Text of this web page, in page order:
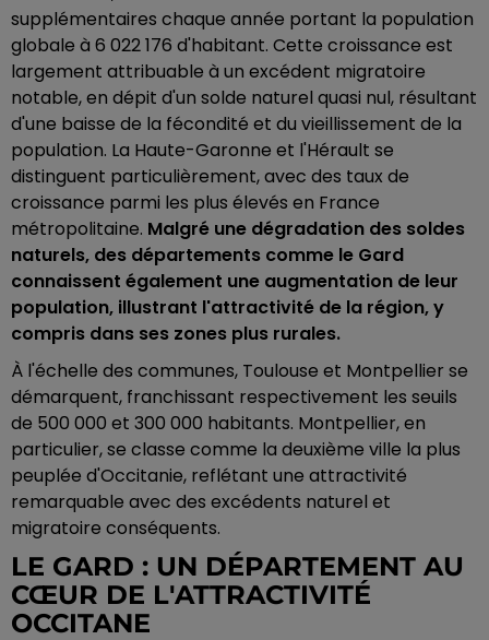
supplémentaires chaque année portant la population
globale à 6 022 176 d'habitant. Cette croissance est
largement attribuable à un excédent migratoire
notable, en dépit d'un solde naturel quasi nul, résultant
d'une baisse de la fécondité et du vieillissement de la
population. La Haute-Garonne et l'Hérault se
distinguent particulièrement, avec des taux de
croissance parmi les plus élevés en France
métropolitaine. Malgré une dégradation des soldes
naturels, des départements comme le Gard
connaissent également une augmentation de leur
population, illustrant l'attractivité de la région, y
compris dans ses zones plus rurales.
À l'échelle des communes, Toulouse et Montpellier se
démarquent, franchissant respectivement les seuils
de 500 000 et 300 000 habitants. Montpellier, en
particulier, se classe comme la deuxième ville la plus
peuplée d'Occitanie, reflétant une attractivité
remarquable avec des excédents naturel et
migratoire conséquents.
LE GARD : UN DÉPARTEMENT AU
CŒUR DE L'ATTRACTIVITÉ
OCCITANE